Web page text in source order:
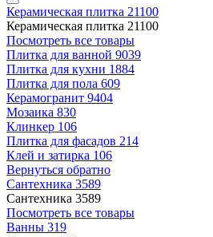
Керамическая плитка 21100
Керамическая плитка 21100
Посмотреть все товары
Плитка для ванной 9039
Плитка для кухни 1884
Плитка для пола 609
Керамогранит 9404
Мозаика 830
Клинкер 106
Плитка для фасадов 214
Клей и затирка 106
Вернуться обратно
Сантехника 3589
Сантехника 3589
Посмотреть все товары
Ванны 319